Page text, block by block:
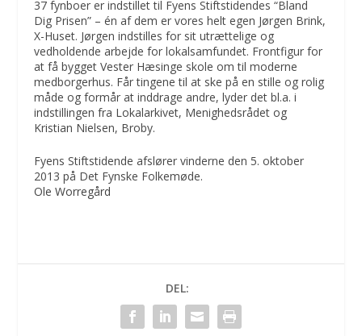
37 fynboer er indstillet til Fyens Stiftstidendes “Bland
Dig Prisen” – én af dem er vores helt egen Jørgen Brink,
X-Huset. Jørgen indstilles for sit utrættelige og
vedholdende arbejde for lokalsamfundet. Frontfigur for
at få bygget Vester Hæsinge skole om til moderne
medborgerhus. Får tingene til at ske på en stille og rolig
måde og formår at inddrage andre, lyder det bl.a. i
indstillingen fra Lokalarkivet, Menighedsrådet og
Kristian Nielsen, Broby.
Fyens Stiftstidende afslører vinderne den 5. oktober
2013 på Det Fynske Folkemøde.
Ole Worregård
DEL: